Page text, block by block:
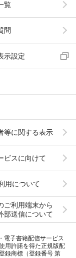
覧
問
示設定
等に関する表示
ビスに向けて
用について
ご利用端末から
部送信について
電子書籍配信サービス
用許諾を得た正規版配
録商標（登録番号 第